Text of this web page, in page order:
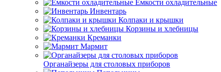
Емкости охладительные
Инвентарь
Колпаки и крышки
Корзины и хлебницы
Креманки
Мармит
Органайзеры для столовых приборов